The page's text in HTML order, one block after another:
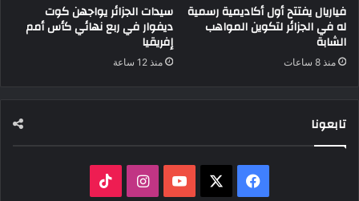
فياريال يفتتح أول أكاديمية رسمية
له في الجزائر لتكوين المواهب
الشابة
منذ 8 ساعات
سيدات الجزائر يواجهن كوت
ديفوار في ربع نهائي كأس أمم
إفريقيا
منذ 12 ساعة
تابعونا
فيسبوك ‫YouTubeانستقرام